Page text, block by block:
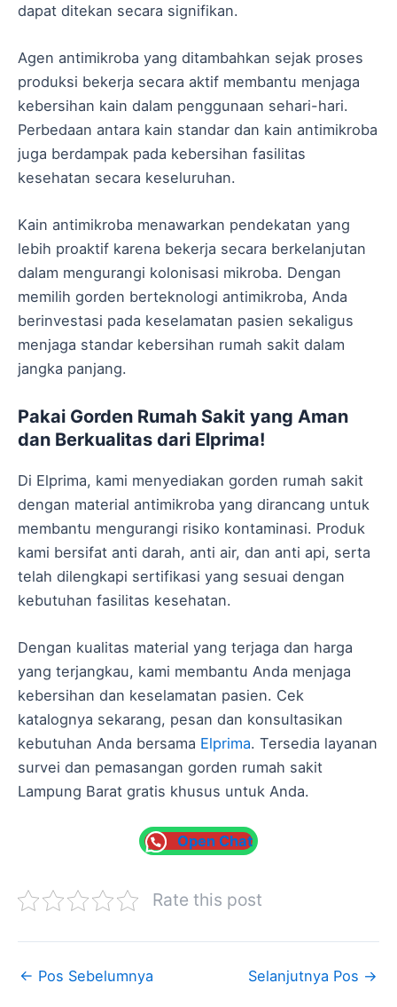
dapat ditekan secara signifikan.
Agen antimikroba yang ditambahkan sejak proses
produksi bekerja secara aktif membantu menjaga
kebersihan kain dalam penggunaan sehari-hari.
Perbedaan antara kain standar dan kain antimikroba
juga berdampak pada kebersihan fasilitas
kesehatan secara keseluruhan.
Kain antimikroba menawarkan pendekatan yang
lebih proaktif karena bekerja secara berkelanjutan
dalam mengurangi kolonisasi mikroba. Dengan
memilih gorden berteknologi antimikroba, Anda
berinvestasi pada keselamatan pasien sekaligus
menjaga standar kebersihan rumah sakit dalam
jangka panjang.
Pakai Gorden Rumah Sakit yang Aman
dan Berkualitas dari Elprima!
Di Elprima, kami menyediakan gorden rumah sakit
dengan material antimikroba yang dirancang untuk
membantu mengurangi risiko kontaminasi. Produk
kami bersifat anti darah, anti air, dan anti api, serta
telah dilengkapi sertifikasi yang sesuai dengan
kebutuhan fasilitas kesehatan.
Dengan kualitas material yang terjaga dan harga
yang terjangkau, kami membantu Anda menjaga
kebersihan dan keselamatan pasien. Cek
katalognya sekarang, pesan dan konsultasikan
kebutuhan Anda bersama Elprima. Tersedia layanan
survei dan pemasangan gorden rumah sakit
Lampung Barat gratis khusus untuk Anda.
Open Chat
Rate this post
← Pos Sebelumnya Selanjutnya Pos →